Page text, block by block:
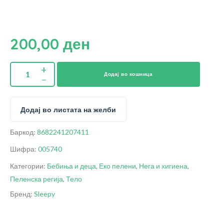
200,00 ден
Додај во кошница
Додај во листата на желби
Баркод: 8682241207411
Шифра: 005740
Категории: Бебиња и деца, Еко пелени, Нега и хигиена,
Пеленска регија, Тело
Бренд: Sleepy